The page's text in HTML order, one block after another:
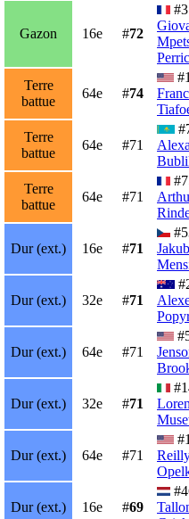
Gazon 16e #72
Terre
battue
64e #74
Terre
battue
64e #71
Terre
battue
64e #71
Dur (ext.) 16e #71
Jakub
Dur (ext.) 32e #71
Dur (ext.) 64e #71
Dur (ext.) 32e #71
Dur (ext.) 64e #71
Dur (ext.) 16e #69